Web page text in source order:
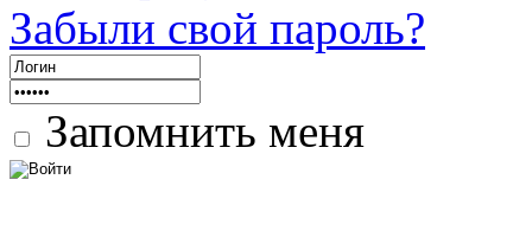
Забыли свой пароль?
Запомнить меня